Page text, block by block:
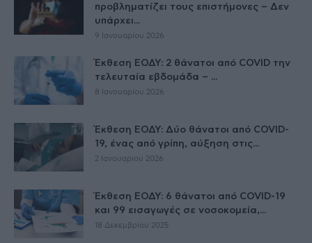
προβληματίζει τους επιστήμονες – Δεν
υπάρχει...
9 Ιανουαρίου 2026
Έκθεση ΕΟΔΥ: 2 θάνατοι από COVID την
τελευταία εβδομάδα – ...
8 Ιανουαρίου 2026
Έκθεση ΕΟΔΥ: Δύο θάνατοι από COVID-
19, ένας από γρίπη, αύξηση στις...
2 Ιανουαρίου 2026
Έκθεση ΕΟΔΥ: 6 θάνατοι από COVID-19
και 99 εισαγωγές σε νοσοκομεία,...
18 Δεκεμβρίου 2025